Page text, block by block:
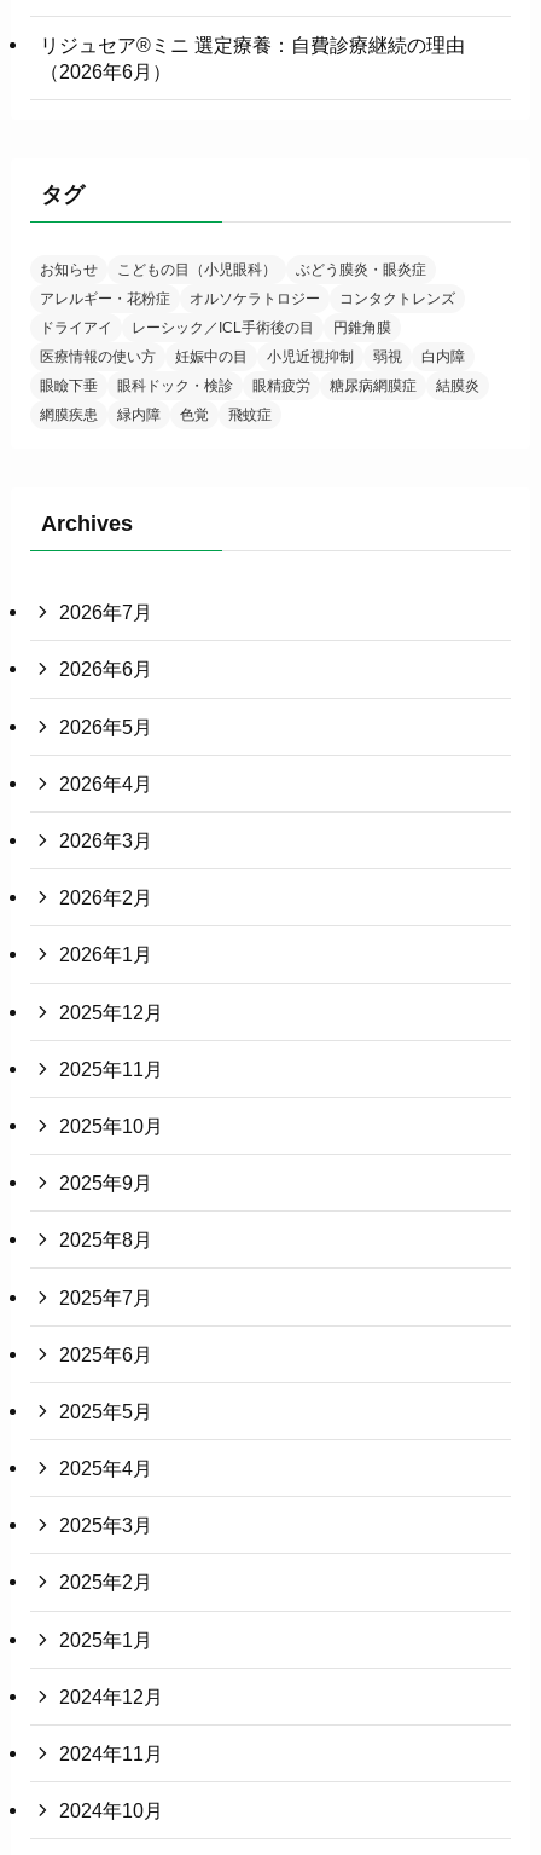
リジュセア®ミニ 選定療養：自費診療継続の理由
（2026年6月）
タグ
お知らせ こどもの目（小児眼科）
ぶどう膜炎・眼炎症
アレルギー・花粉症
オルソケラトロジー
コンタクトレンズ
ドライアイ
レーシック／ICL手術後の目
円錐角膜
医療情報の使い方
妊娠中の目 小児近視抑制 弱視
白内障
眼瞼下垂
眼科ドック・検診 眼精疲労 糖尿病網膜症
結膜炎
網膜疾患
緑内障 色覚 飛蚊症
Archives
2026年7月
2026年6月
2026年5月
2026年4月
2026年3月
2026年2月
2026年1月
2025年12月
2025年11月
2025年10月
2025年9月
2025年8月
2025年7月
2025年6月
2025年5月
2025年4月
2025年3月
2025年2月
2025年1月
2024年12月
2024年11月
2024年10月